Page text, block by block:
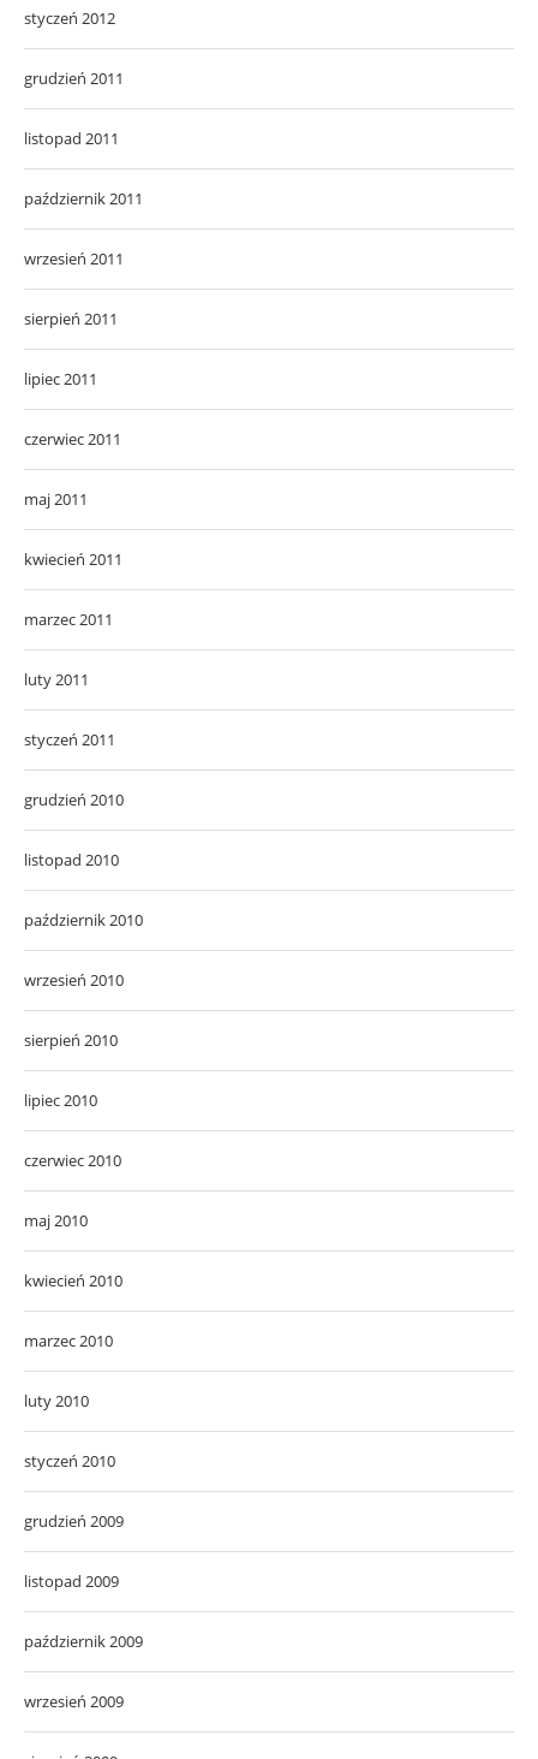
styczeń 2012
grudzień 2011
listopad 2011
październik 2011
wrzesień 2011
sierpień 2011
lipiec 2011
czerwiec 2011
maj 2011
kwiecień 2011
marzec 2011
luty 2011
styczeń 2011
grudzień 2010
listopad 2010
październik 2010
wrzesień 2010
sierpień 2010
lipiec 2010
czerwiec 2010
maj 2010
kwiecień 2010
marzec 2010
luty 2010
styczeń 2010
grudzień 2009
listopad 2009
październik 2009
wrzesień 2009